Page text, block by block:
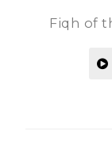
Fiqh of